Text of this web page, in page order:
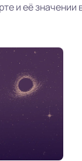
и её значении